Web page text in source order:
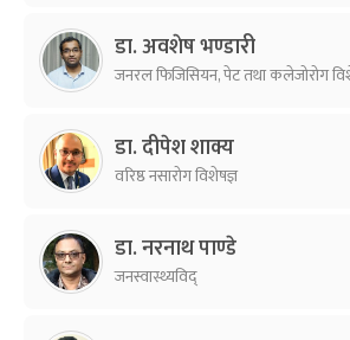
डा. अवशेष भण्डारी
जनरल फिजिसियन, पेट तथा कलेजोरोग
डा. दीपेश शाक्य
वरिष्ठ नसारोग विशेषज्ञ
डा. नरनाथ पाण्डे
जनस्वास्थ्यविद्